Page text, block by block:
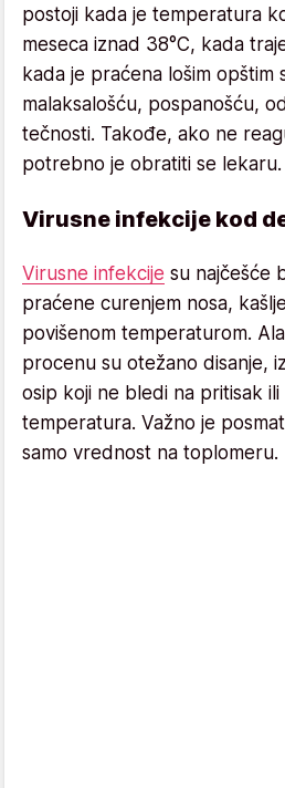
postoji kada je temperatura
meseca iznad 38°C, kada
kada je praćena lošim opštim
malaksalošću, pospanošću,
tečnosti. Takođe, ako ne
potrebno je obratiti se lekaru.
Virusne infekcije kod
Virusne infekcije su najčešće
praćene curenjem nosa,
povišenom temperaturom.
procenu su otežano disanje,
osip koji ne bledi na pritisak
temperatura. Važno je
samo vrednost na toplomeru.